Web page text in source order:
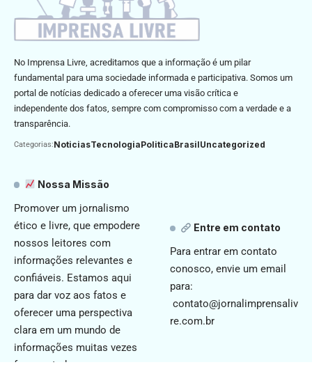
No Imprensa Livre, acreditamos que a informação é um pilar
fundamental para uma sociedade informada e participativa. Somos um
portal de notícias dedicado a oferecer uma visão crítica e
independente dos fatos, sempre com compromisso com a verdade e a
transparência.
Categorias:NoticiasTecnologiaPoliticaBrasilUncategorized
Nossa Missão
Promover um jornalismo
ético e livre, que empodere
nossos leitores com
informações relevantes e
confiáveis. Estamos aqui
para dar voz aos fatos e
oferecer uma perspectiva
clara em um mundo de
informações muitas vezes
fragmentadas.
Entre em contato
Para entrar em contato
conosco, envie um email
para:
contato@jornalimprensaliv
re.com.br